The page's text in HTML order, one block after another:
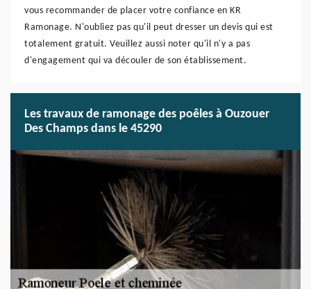
vous recommander de placer votre confiance en KR
Ramonage. N'oubliez pas qu'il peut dresser un devis qui est
totalement gratuit. Veuillez aussi noter qu'il n'y a pas
d'engagement qui va découler de son établissement.
Les travaux de ramonage des poêles à Ouzouer
Des Champs dans le 45290